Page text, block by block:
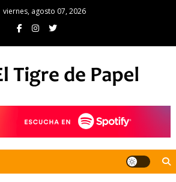
viernes, agosto 07, 2026